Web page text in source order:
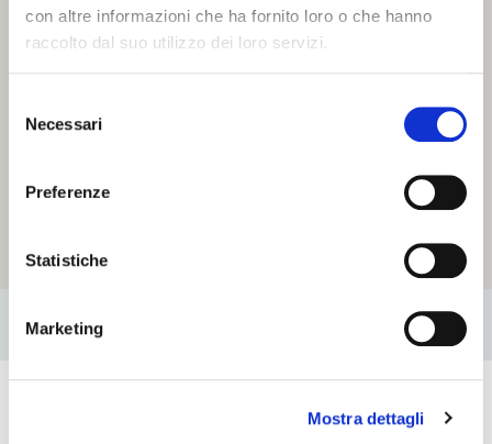
con altre informazioni che ha fornito loro o che hanno
raccolto dal suo utilizzo dei loro servizi.
delNecessari
Preferenze
Statistiche
Marketing
Mostra dettagli